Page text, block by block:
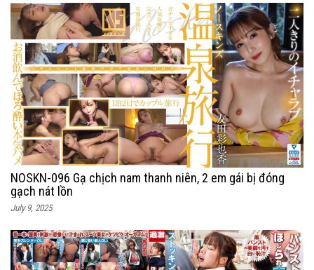
NOSKN-096 Gạ chịch nam thanh niên, 2 em gái bị đóng
gạch nát lồn
July 9, 2025